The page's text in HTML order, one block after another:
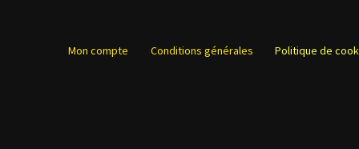
Mon compte Conditions générales Politique de